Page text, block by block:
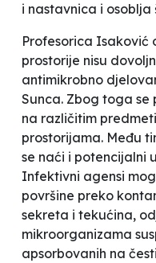
i nastavnica i osoblja
Profesorica Isaković
prostorije nisu
antimikrobno
Sunca. Zbog toga
na različitim
prostorijama. Među
se naći i potencijalni
Infektivni agensi
površine preko
sekreta i tekućina,
mikroorganizama
apsorbovanih na